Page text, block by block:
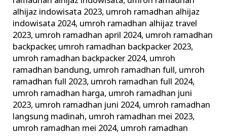
alhijaz indowisata 2023, umroh ramadhan alhijaz
indowisata 2024, umroh ramadhan alhijaz travel
2023, umroh ramadhan april 2024, umroh ramadhan
backpacker, umroh ramadhan backpacker 2023,
umroh ramadhan backpacker 2024, umroh
ramadhan bandung, umroh ramadhan full, umroh
ramadhan full 2023, umroh ramadhan full 2024,
umroh ramadhan harga, umroh ramadhan juni
2023, umroh ramadhan juni 2024, umroh ramadhan
langsung madinah, umroh ramadhan mei 2023,
umroh ramadhan mei 2024, umroh ramadhan